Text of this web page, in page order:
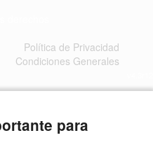
Política de Privacidad
Condiciones Generales
para